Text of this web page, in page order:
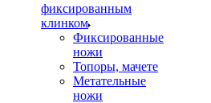
фиксированным
клинком
Фиксированные
ножи
Топоры, мачете
Метательные
ножи